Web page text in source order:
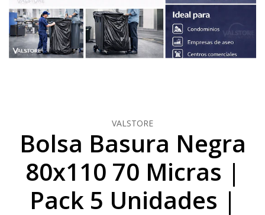
VALSTORE
Bolsa Basura Negra
80x110 70 Micras |
Pack 5 Unidades |